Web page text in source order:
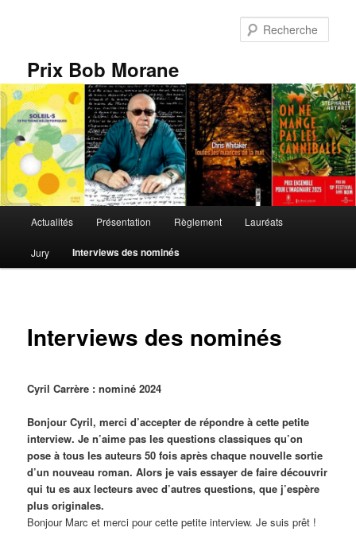
Prix Bob Morane
principal
Actualités Présentation Règlement Lauréats
Jury Interviews des nominés
Interviews des nominés
Cyril Carrère : nominé 2024
Bonjour Cyril, merci d’accepter de répondre à cette petite
interview. Je n’aime pas les questions classiques qu’on
pose à tous les auteurs 50 fois après chaque nouvelle sortie
d’un nouveau roman. Alors je vais essayer de faire découvrir
qui tu es aux lecteurs avec d’autres questions, que j’espère
plus originales.
Bonjour Marc et merci pour cette petite interview. Je suis prêt !